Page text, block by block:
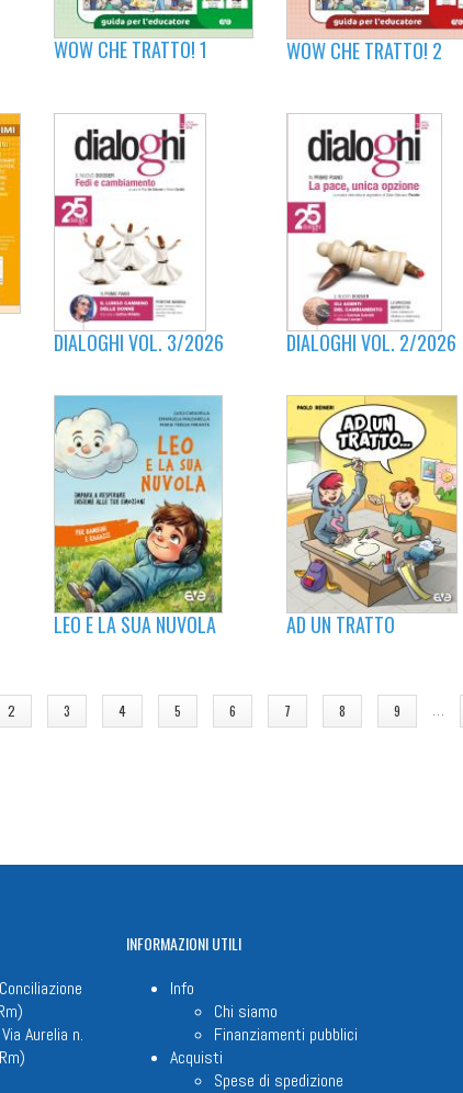
WOW CHE TRATTO! 1 WOW CHE TRATTO! 2
DIALOGHI VOL. 3/2026 DIALOGHI VOL. 2/2026
LEO E LA SUA NUVOLA AD UN TRATTO
2 3 4 5 6 7 8 9 …
Aurelia n.
INFORMAZIONIUTILI
Info
Chi siamo
Finanziamenti pubblici
Acquisti
Spese di spedizione